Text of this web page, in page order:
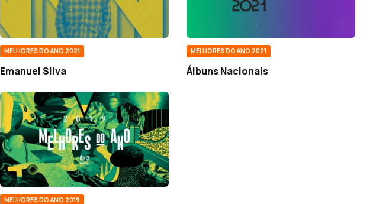
MELHORES DO ANO 2021
Emanuel Silva
MELHORES DO ANO 2021
Álbuns Nacionais
MELHORES DO ANO 2019